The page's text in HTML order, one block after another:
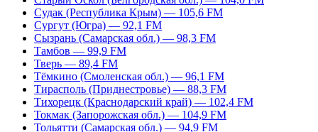
Судак (Республика Крым) — 105,6 FM
Сургут (Югра) — 92,1 FM
Сызрань (Самарская обл.) — 98,3 FM
Тамбов — 99,9 FM
Тверь — 89,4 FM
Тёмкино (Смоленская обл.) — 96,1 FM
Тирасполь (Приднестровье) — 88,3 FM
Тихорецк (Краснодарский край) — 102,4 FM
Токмак (Запорожская обл.) — 104,9 FM
Тольятти (Самарская обл.) — 94,9 FM